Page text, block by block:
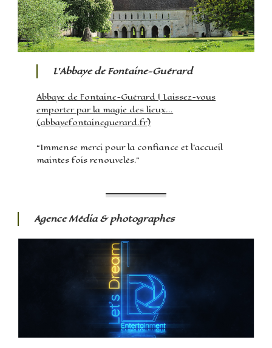
L’Abbaye de Fontaine-Guérard
Abbaye de Fontaine-Guérard | Laissez-vous
emporter par la magie des lieux…
(abbayefontaineguerard.fr)
“Immense merci pour la confiance et l’accueil
maintes fois renouvelés.”
Agence Média & photographes